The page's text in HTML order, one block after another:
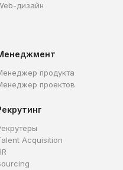
дизайн
продукта
проектов
Acquisition